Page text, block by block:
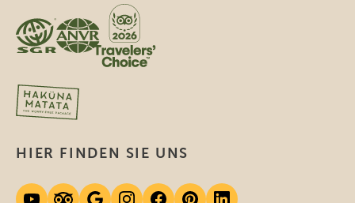
HIER FINDEN SIE UNS